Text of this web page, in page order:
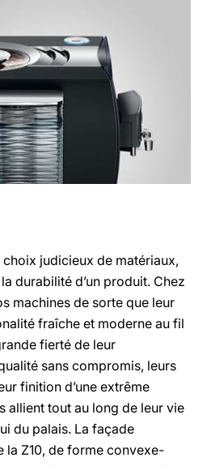
choix judicieux de matériaux,
durabilité d’un produit. Chez
machines de sorte que leur
fraîche et moderne au fil
fierté de leur
sans compromis, leurs
finition d’une extrême
allient tout au long de leur vie
du palais. La façade
la Z10, de forme convexe-